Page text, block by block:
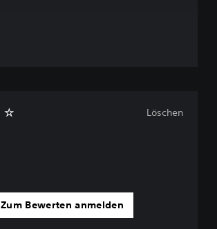
Zum Bewerten anmelden
Löschen